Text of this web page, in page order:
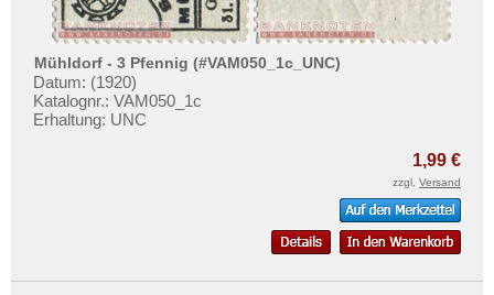
Mehr über...
Zahlungsbedingungen
Privatsphäre und Datenschutz
Widerrufsbelehrung
Mühldorf - 3 Pfennig (#VAM050_1c_UNC)
Datum: (1920)
Katalognr.: VAM050_1c
Erhaltung: UNC
1,99 €
zzgl. Versand